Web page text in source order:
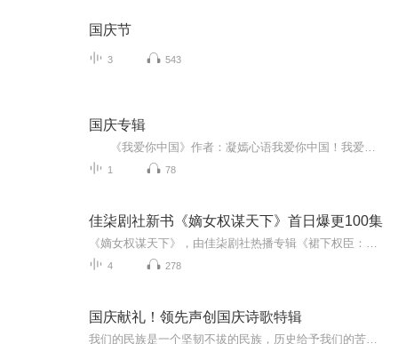
国庆节
3 543
国庆专辑
1 78
佳柒剧社新书《嫡女权谋天下》首日爆更100集
4 278
国庆献礼！领先声创国庆诗歌特辑